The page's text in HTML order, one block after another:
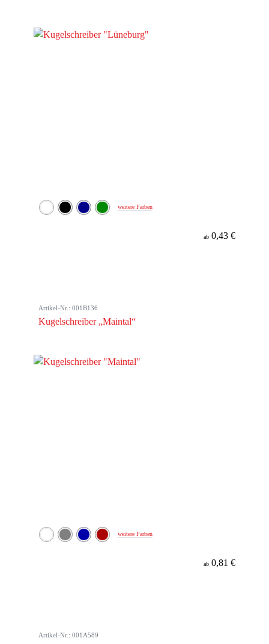
weitere Farben
ab 0,43 €
Artikel-Nr.: 001B136
Kugelschreiber „Maintal“
weitere Farben
ab 0,81 €
Artikel-Nr.: 001A589